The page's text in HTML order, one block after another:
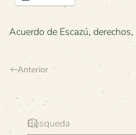
Acuerdo de Escazú, derechos,
Anterior